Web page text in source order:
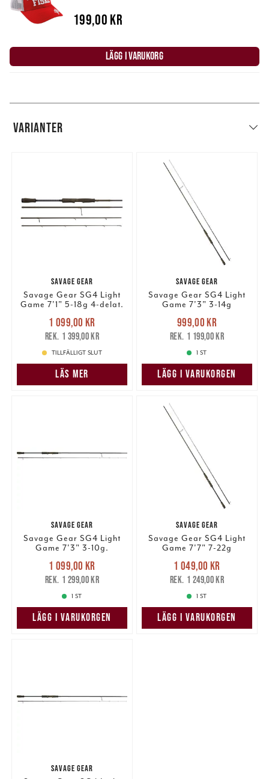
199,00 kr
LÄGG I VARUKORG
VARIANTER
SAVAGE GEAR
Savage Gear SG4 Light
Game 7'1" 5-18g 4-delat.
Nuvarande pris
1 099,00 krTidigare pris
1 399,00 kr
1 099,00 kr
1 399,00 kr
TILLFÄLLIGT SLUT
LÄS MER
SAVAGE GEAR
Savage Gear SG4 Light
Game 7'3" 3-14g
Nuvarande pris
999,00 krTidigare pris
1 199,00 kr
999,00 kr
1 199,00 kr
1 ST
LÄGG I VARUKORGEN
SAVAGE GEAR
Savage Gear SG4 Light
Game 7'3" 3-10g.
Nuvarande pris
1 099,00 krTidigare pris
1 299,00 kr
1 099,00 kr
1 299,00 kr
1 ST
LÄGG I VARUKORGEN
SAVAGE GEAR
Savage Gear SG4 Light
Game 7'7" 7-22g
Nuvarande pris
1 049,00 krTidigare pris
1 249,00 kr
1 049,00 kr
1 249,00 kr
1 ST
LÄGG I VARUKORGEN
SAVAGE GEAR